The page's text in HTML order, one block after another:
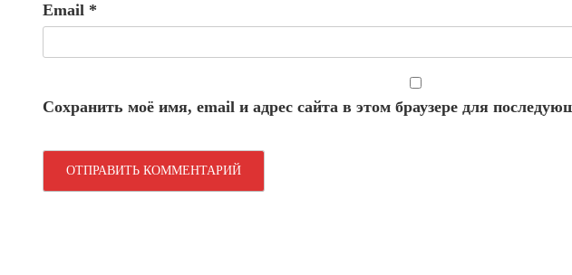
Email *
Сохранить моё имя, email и адрес сайта в этом браузере для